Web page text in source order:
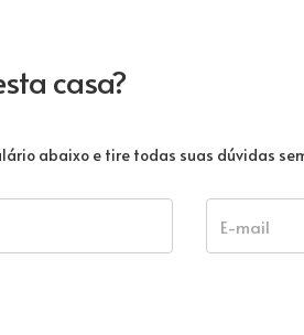
casa?
abaixo e tire todas suas dúvidas